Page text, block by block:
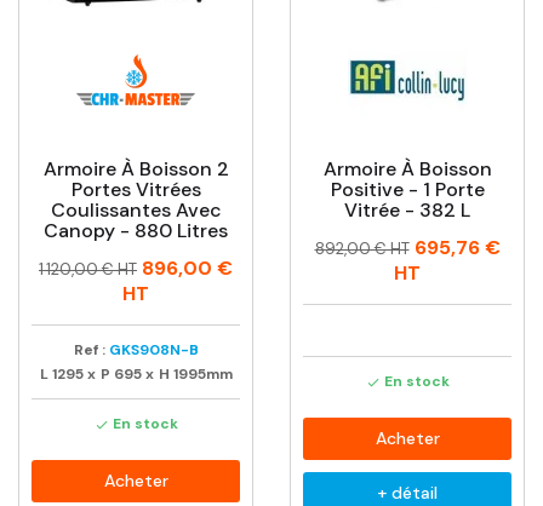
Armoire À Boisson 2
Portes Vitrées
Coulissantes Avec
Canopy - 880 Litres
Prix
Prix
1 120,00 € HT 896,00 €
HT
Ref : GKS908N-B
L 1295 x P 695 x H 1995mm
 En stock
Acheter
Armoire À Boisson
Positive - 1 Porte
Vitrée - 382 L
Prix
Prix
892,00 € HT 695,76 €
HT
 En stock
Acheter
+ détail